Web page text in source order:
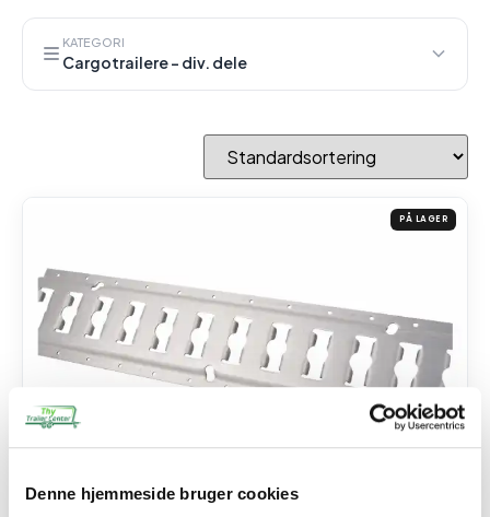
Denne hjemmeside bruger cookies
KATEGORI
Cargotrailere - div. dele
PÅ LAGER